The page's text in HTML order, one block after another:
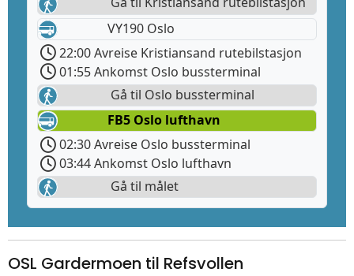
VY190 Oslo
22:00 Avreise Kristiansand rutebilstasjon
01:55 Ankomst Oslo bussterminal
Gå til Oslo bussterminal
FB5 Oslo lufthavn
02:30 Avreise Oslo bussterminal
03:44 Ankomst Oslo lufthavn
Gå til målet
OSL Gardermoen til Refsvollen